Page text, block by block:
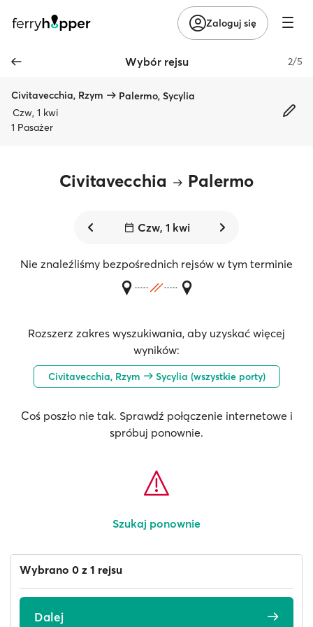
Zaloguj się
Wybór rejsu 2/5
Civitavecchia, Rzym
Palermo, Sycylia
Czw, 1 kwi
1 Pasażer
Civitavecchia Palermo
Czw, 1 kwi
Nie znaleźliśmy bezpośrednich rejsów w tym terminie
Rozszerz zakres wyszukiwania, aby uzyskać więcej
wyników:
Civitavecchia, Rzym Sycylia (wszystkie porty)
Coś poszło nie tak. Sprawdź połączenie internetowe i
spróbuj ponownie.
Szukaj ponownie
Wybrano 0 z 1 rejsu
Dalej